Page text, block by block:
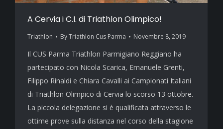
A Cervia i C.I. di Triathlon Olimpico!
Triathlon ByTriathlon Cus Parma Novembre 8, 2019
Il CUS Parma Triathlon Parmigiano Reggiano ha
partecipato con Nicola Scarica, Emanuele Grenti,
Filippo Rinaldi e Chiara Cavalli ai Campionati Italiani
di Triathlon Olimpico di Cervia lo scorso 13 ottobre.
La piccola delegazione si è qualificata attraverso le
ottime prove sulla distanza nel corso della stagione